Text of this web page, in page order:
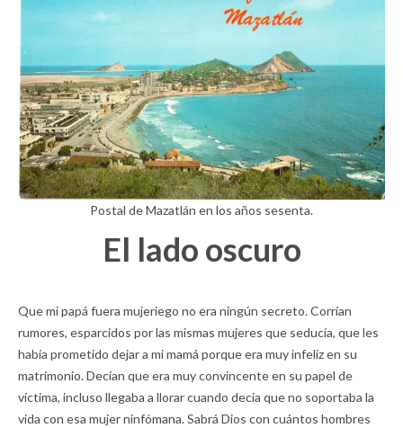
Postal de Mazatlán en los años sesenta.
El lado oscuro
Que mi papá fuera mujeriego no era ningún secreto. Corrían
rumores, esparcidos por las mismas mujeres que seducía, que les
había prometido dejar a mi mamá porque era muy infeliz en su
matrimonio. Decían que era muy convincente en su papel de
víctima, incluso llegaba a llorar cuando decía que no soportaba la
vida con esa mujer ninfómana. Sabrá Dios con cuántos hombres